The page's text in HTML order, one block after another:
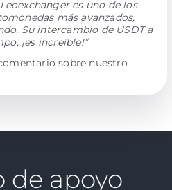
es uno de los
más avanzados,
Su intercambio de USDT a
¡es increíble!”
sobre nuestro
de apoyo